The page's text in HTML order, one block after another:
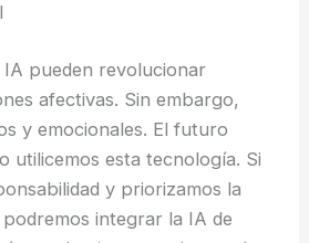
IA pueden revolucionar
afectivas. Sin embargo,
y emocionales. El futuro
utilicemos esta tecnología. Si
y priorizamos la
integrar la IA de